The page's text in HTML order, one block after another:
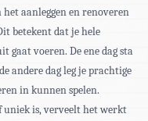
aanleggen en renoveren
betekent dat je hele
gaat voeren. De ene dag sta
andere dag leg je prachtige
in kunnen spelen.
is, verveelt het werkt